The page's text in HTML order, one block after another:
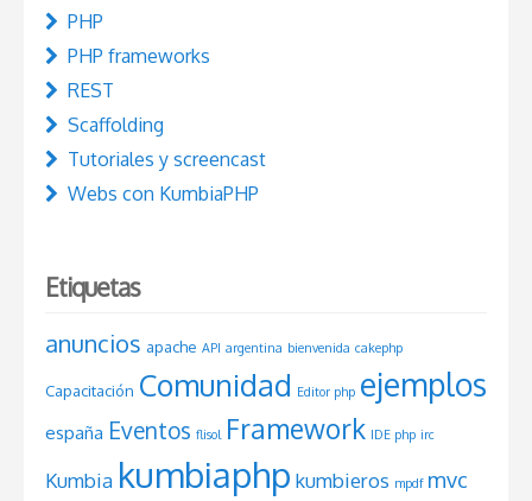
PHP
PHP frameworks
REST
Scaffolding
Tutoriales y screencast
Webs con KumbiaPHP
Etiquetas
anuncios apache API argentina bienvenida cakephp
Capacitación Comunidad Editor php ejemplos
españa Eventos flisol Framework IDE php irc
Kumbia kumbiaphp kumbieros mpdf mvc